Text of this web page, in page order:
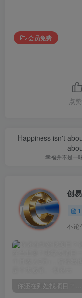
会员免费
点赞
Happiness isn't
幸福并不是一
创
不论